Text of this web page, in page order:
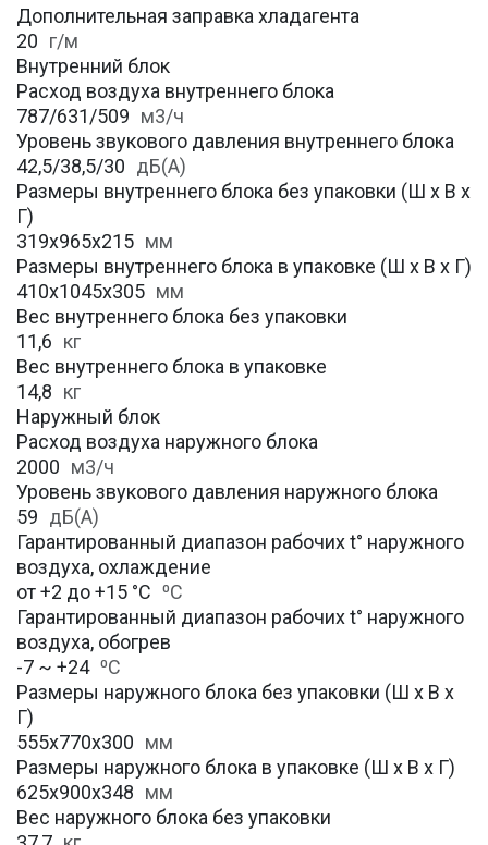
Дополнительная заправка хладагента
20 г/м
Внутренний блок
Расход воздуха внутреннего блока
787/631/509 м3/ч
Уровень звукового давления внутреннего блока
42,5/38,5/30 дБ(А)
Размеры внутреннего блока без упаковки (Ш х В х
Г)
319х965х215 мм
Размеры внутреннего блока в упаковке (Ш х В х Г)
410х1045х305 мм
Вес внутреннего блока без упаковки
11,6 кг
Вес внутреннего блока в упаковке
14,8 кг
Наружный блок
Расход воздуха наружного блока
2000 м3/ч
Уровень звукового давления наружного блока
59 дБ(А)
Гарантированный диапазон рабочих t° наружного
воздуха, охлаждение
от +2 до +15 °С ⁰С
Гарантированный диапазон рабочих t° наружного
воздуха, обогрев
-7 ~ +24 ⁰С
Размеры наружного блока без упаковки (Ш х В х
Г)
555х770х300 мм
Размеры наружного блока в упаковке (Ш х В х Г)
625х900х348 мм
Вес наружного блока без упаковки